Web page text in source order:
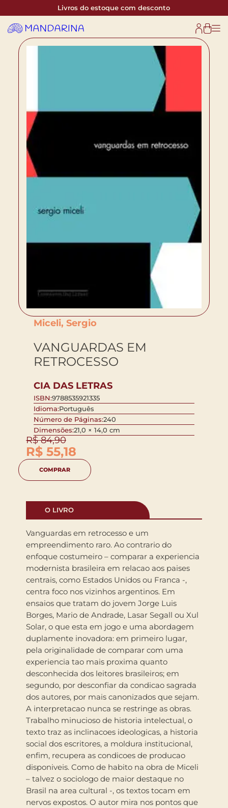
Livros do estoque com desconto
Miceli, Sergio
VANGUARDAS EM
RETROCESSO
CIA DAS LETRAS
ISBN:9788535921335
Idioma:Português
Número de Páginas:240
Dimensões:21,0 × 14,0 cm
R$84,90
R$ 55,18
COMPRAR
O LIVRO
Vanguardas em retrocesso e um
empreendimento raro. Ao contrario do
enfoque costumeiro – comparar a experiencia
modernista brasileira em relacao aos paises
centrais, como Estados Unidos ou Franca -,
centra foco nos vizinhos argentinos. Em
ensaios que tratam do jovem Jorge Luis
Borges, Mario de Andrade, Lasar Segall ou Xul
Solar, o que esta em jogo e uma abordagem
duplamente inovadora: em primeiro lugar,
pela originalidade de comparar com uma
experiencia tao mais proxima quanto
desconhecida dos leitores brasileiros; em
segundo, por desconfiar da condicao sagrada
dos autores, por mais canonizados que sejam.
A interpretacao nunca se restringe as obras.
Trabalho minucioso de historia intelectual, o
texto traz as inclinacoes ideologicas, a historia
social dos escritores, a moldura institucional,
enfim, recupera as condicoes de producao
disponiveis. Como de habito na obra de Miceli
– talvez o sociologo de maior destaque no
Brasil na area cultural -, os textos tocam em
nervos expostos. O autor mira nos pontos que